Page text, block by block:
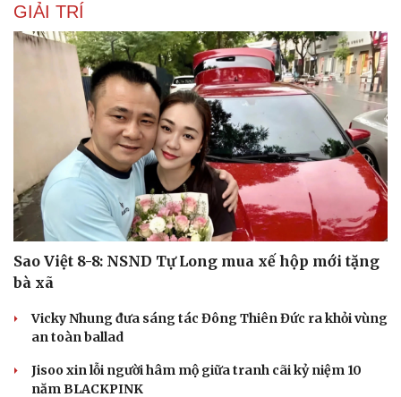
GIẢI TRÍ
Sao Việt 8-8: NSND Tự Long mua xế hộp mới tặng
bà xã
Vicky Nhung đưa sáng tác Đông Thiên Đức ra khỏi vùng
an toàn ballad
Jisoo xin lỗi người hâm mộ giữa tranh cãi kỷ niệm 10
năm BLACKPINK